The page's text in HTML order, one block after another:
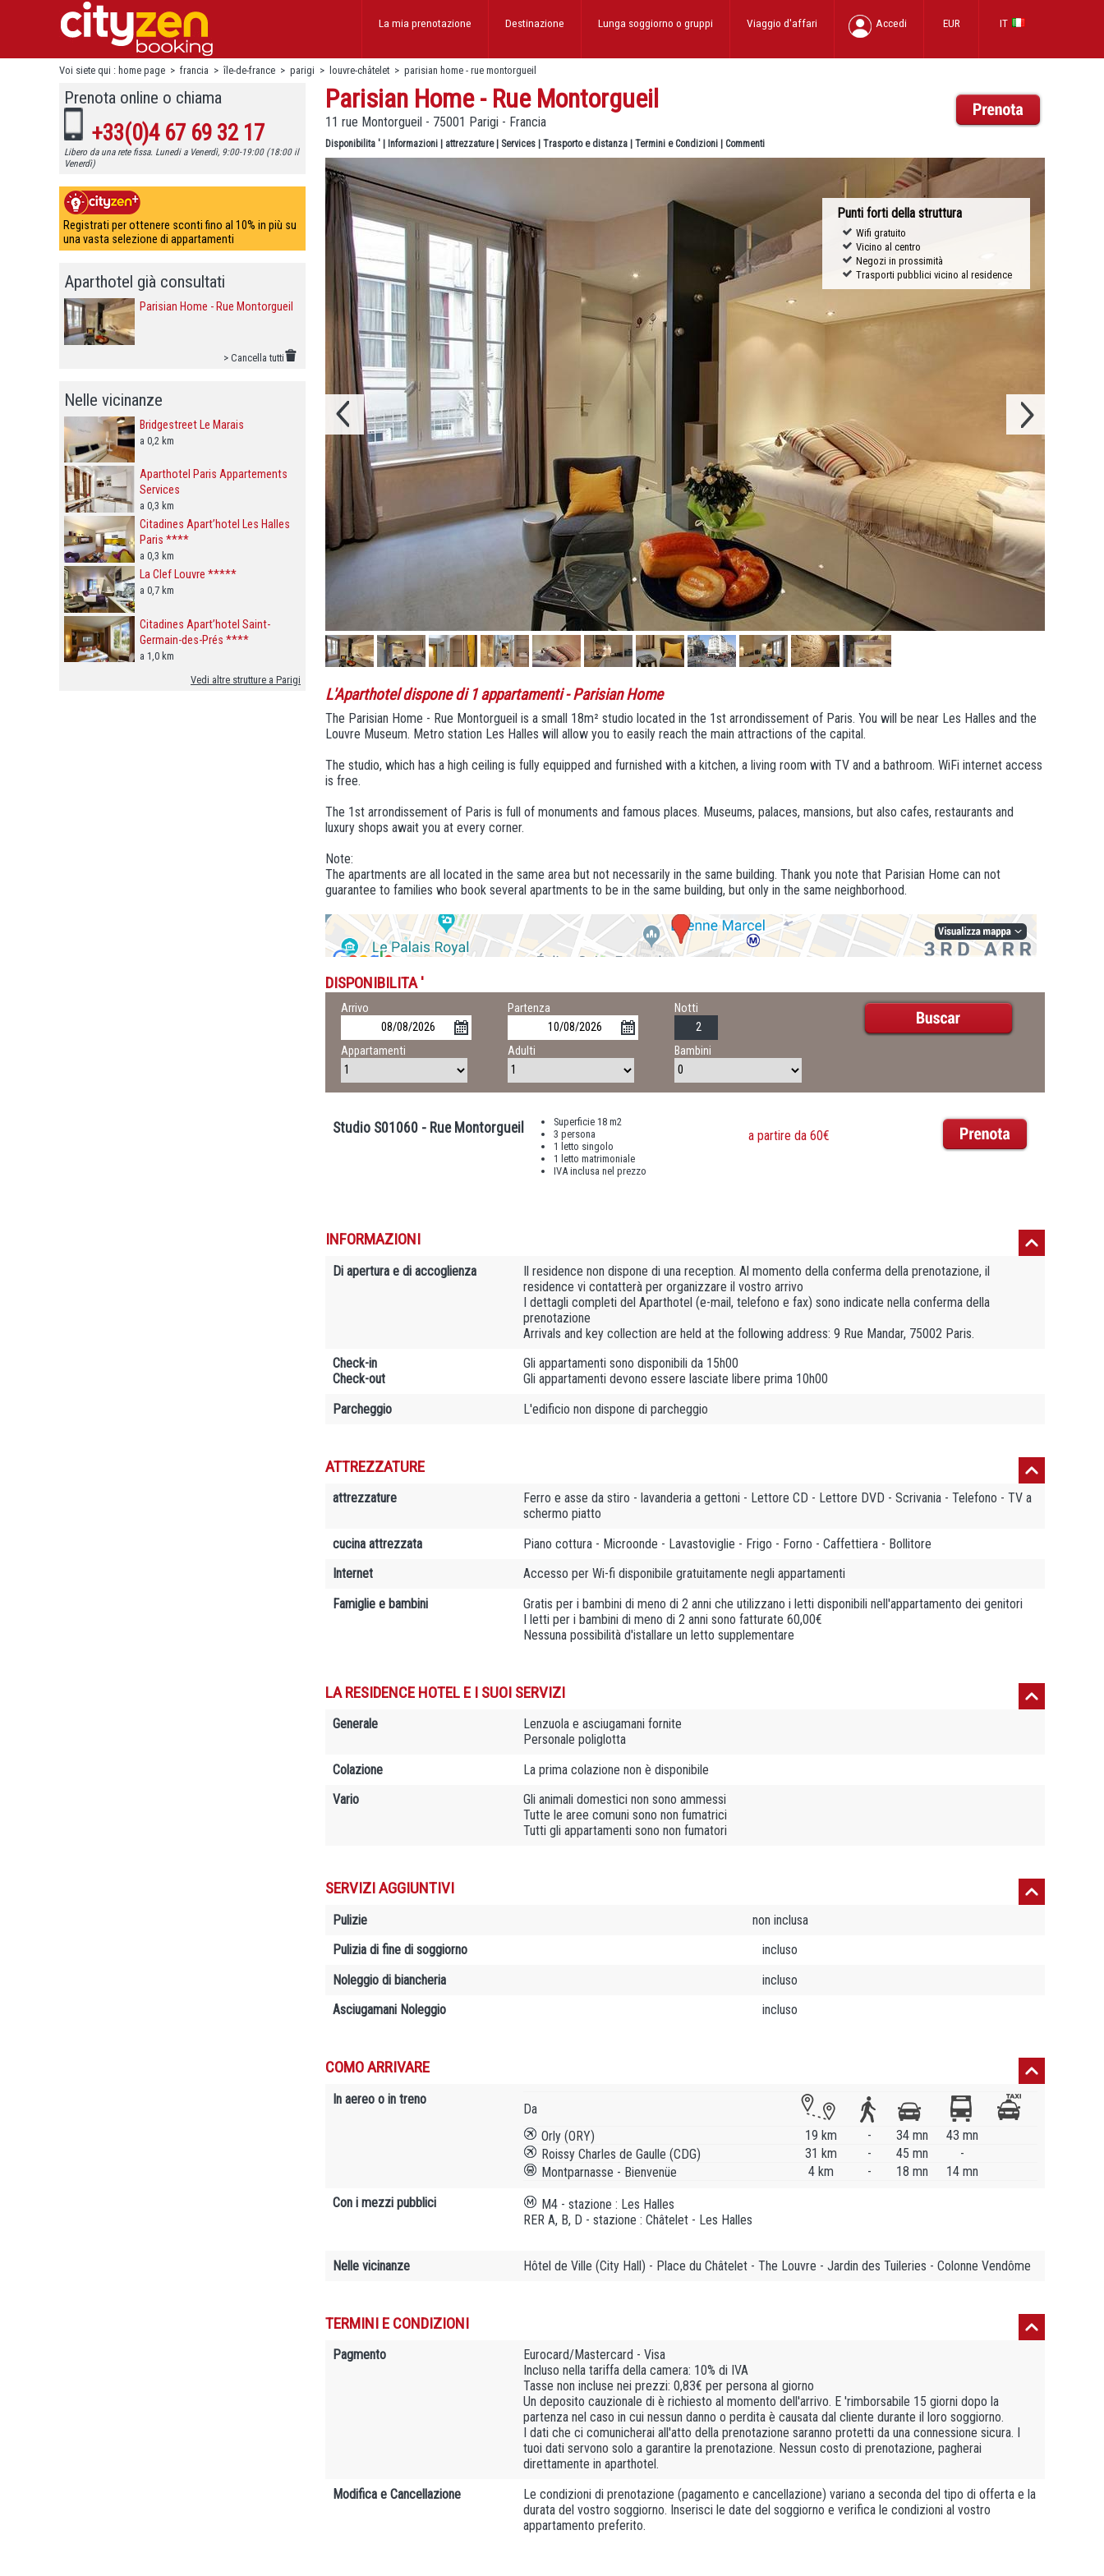
IT
EUR
Accedi
Viaggio d'affari
Lunga soggiorno o gruppi
Destinazione
La mia prenotazione
Voi siete qui : home page > francia > île-de-france > parigi > louvre-châtelet > parisian home - rue montorgueil
Prenota online o chiama
+33(0)4 67 69 32 17
Libero da una rete fissa. Lunedi a Venerdì, 9:00-19:00 (18:00 il
Venerdì)
Registrati per ottenere sconti fino al 10% in più su
una vasta selezione di appartamenti
Aparthotel già consultati
Parisian Home - Rue Montorgueil
> Cancella tutti
Nelle vicinanze
Bridgestreet Le Marais
a 0,2 km
Aparthotel Paris Appartements
Services
a 0,3 km
Citadines Apart’hotel Les Halles
Paris ****
a 0,3 km
La Clef Louvre *****
a 0,7 km
Citadines Apart’hotel Saint-
Germain-des-Prés ****
a 1,0 km
Vedi altre strutture a Parigi
Parisian Home - Rue Montorgueil
11 rue Montorgueil - 75001 Parigi - Francia
Disponibilita ' Informazioni attrezzature| Services Trasporto e distanza Termini e Condizioni Commenti
Punti forti della struttura
Wifi gratuito
Vicino al centro
Negozi in prossimità
Trasporti pubblici vicino al residence
L'Aparthotel dispone di 1 appartamenti- Parisian Home
The Parisian Home - Rue Montorgueil is a small 18m² studio located in the 1st arrondissement of Paris. You will be near Les Halles and the
Louvre Museum. Metro station Les Halles will allow you to easily reach the main attractions of the capital.
The studio, which has a high ceiling is fully equipped and furnished with a kitchen, a living room with TV and a bathroom. WiFi internet access
is free.
The 1st arrondissement of Paris is full of monuments and famous places. Museums, palaces, mansions, but also cafes, restaurants and
luxury shops await you at every corner.
Note:
The apartments are all located in the same area but not necessarily in the same building. Thank you note that Parisian Home can not
guarantee to families who book several apartments to be in the same building, but only in the same neighborhood.
DISPONIBILITA '
Arrivo Partenza Notti
Appartamenti Adulti Bambini
Studio S01060 - Rue Montorgueil
Superficie 18 m2
3 persona
1 letto singolo
1 letto matrimoniale
IVA inclusa nel prezzo
a partire da 60€
INFORMAZIONI
Di apertura e di accoglienza
Il residence non dispone di una reception. Al momento della conferma della prenotazione, il
residence vi contatterà per organizzare il vostro arrivo
I dettagli completi del Aparthotel (e-mail, telefono e fax) sono indicate nella conferma della
prenotazione
Arrivals and key collection are held at the following address: 9 Rue Mandar, 75002 Paris.
Check-in
Check-out
Gli appartamenti sono disponibili da 15h00
Gli appartamenti devono essere lasciate libere prima 10h00
Parcheggio
L'edificio non dispone di parcheggio
ATTREZZATURE
attrezzature
Ferro e asse da stiro - lavanderia a gettoni - Lettore CD - Lettore DVD - Scrivania - Telefono - TV a
schermo piatto
cucina attrezzata
Piano cottura - Microonde - Lavastoviglie - Frigo - Forno - Caffettiera - Bollitore
Internet
Accesso per Wi-fi disponibile gratuitamente negli appartamenti
Famiglie e bambini
Gratis per i bambini di meno di 2 anni che utilizzano i letti disponibili nell'appartamento dei genitori
I letti per i bambini di meno di 2 anni sono fatturate 60,00€
Nessuna possibilità d'istallare un letto supplementare
LA RESIDENCE HOTEL E I SUOI SERVIZI
Generale
Lenzuola e asciugamani fornite
Personale poliglotta
Colazione
La prima colazione non è disponibile
Vario
Gli animali domestici non sono ammessi
Tutte le aree comuni sono non fumatrici
Tutti gli appartamenti sono non fumatori
SERVIZI AGGIUNTIVI
Pulizie
non inclusa
Pulizia di fine di soggiorno
incluso
Noleggio di biancheria
incluso
Asciugamani Noleggio
incluso
COMO ARRIVARE
In aereo o in treno
Da
Orly (ORY)
19 km - 34 mn
43 mn
Roissy Charles de Gaulle (CDG)
31 km - 45 mn
-
Montparnasse - Bienvenüe
4 km - 18 mn 14 mn
Con i mezzi pubblici
M4 - stazione : Les Halles
RER A, B, D - stazione : Châtelet - Les Halles
Nelle vicinanze Hôtel de Ville (City Hall) - Place du Châtelet - The Louvre - Jardin des Tuileries - Colonne Vendôme
TERMINI E CONDIZIONI
Pagmento
Eurocard/Mastercard - Visa
Incluso nella tariffa della camera: 10% di IVA
Tasse non incluse nei prezzi: 0,83€ per persona al giorno
Un deposito cauzionale di è richiesto al momento dell'arrivo. E 'rimborsabile 15 giorni dopo la
partenza nel caso in cui nessun danno o perdita è causata dal cliente durante il loro soggiorno.
I dati che ci comunicherai all'atto della prenotazione saranno protetti da una connessione sicura. I
tuoi dati servono solo a garantire la prenotazione. Nessun costo di prenotazione, pagherai
direttamente in aparthotel.
Modifica e Cancellazione
Le condizioni di prenotazione (pagamento e cancellazione) variano a seconda del tipo di offerta e la
durata del vostro soggiorno. Inserisci le date del soggiorno e verifica le condizioni al vostro
appartamento preferito.